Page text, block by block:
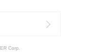
Corp.